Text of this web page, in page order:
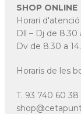
SHOP ONLINE
Horari d'atenció
Dll – Dj de 8.30
Dv de 8.30 a
Horaris de les
T. 93 740 60 38